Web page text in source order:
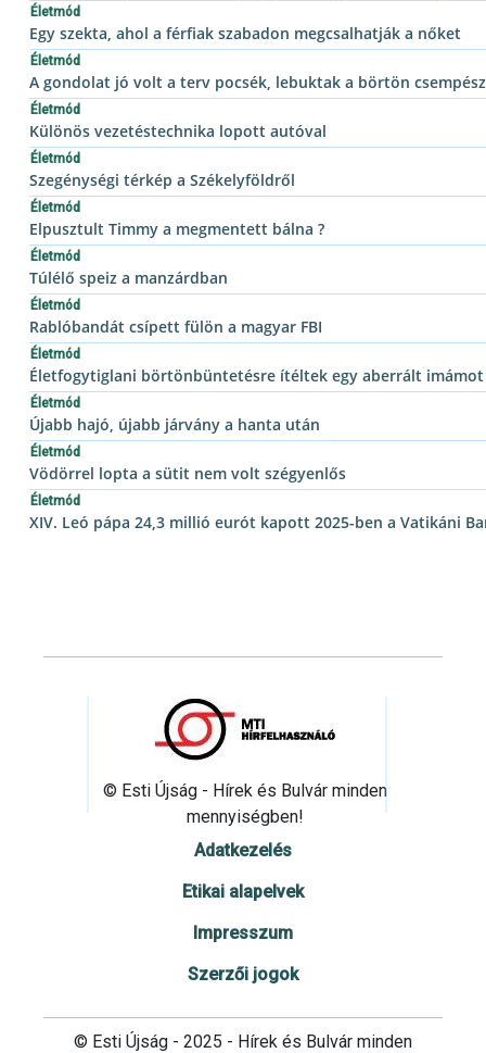
Életmód
Egy szekta, ahol a férfiak szabadon megcsalhatják a nőket
Életmód
A gondolat jó volt a terv pocsék, lebuktak a börtön
Életmód
Különös vezetéstechnika lopott autóval
Életmód
Szegénységi térkép a Székelyföldről
Életmód
Elpusztult Timmy a megmentett bálna ?
Életmód
Túlélő speiz a manzárdban
Életmód
Rablóbandát csípett fülön a magyar FBI
Életmód
Életfogytiglani börtönbüntetésre ítéltek egy aberrált imámot
Életmód
Újabb hajó, újabb járvány a hanta után
Életmód
Vödörrel lopta a sütit nem volt szégyenlős
Életmód
XIV. Leó pápa 24,3 millió eurót kapott 2025-ben a Vatikáni
© Esti Újság - Hírek és Bulvár minden
mennyiségben!
Adatkezelés
Etikai alapelvek
Impresszum
Szerzői jogok
© Esti Újság - 2025 - Hírek és Bulvár minden